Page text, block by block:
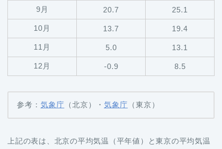
9月 20.7 25.1
10月 13.7 19.4
11月 5.0 13.1
12月 -0.9 8.5
参考： 気象庁 （北京）・ 気象庁 （東京）
上記の表は、北京の平均気温（平年値）と東京の平均気温